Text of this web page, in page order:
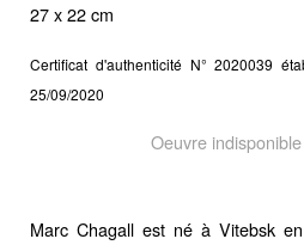
27 x 22 cm
Certificat d'authenticité N° 2020039
25/09/2020
Oeuvre
Marc Chagall est né à Vitebsk